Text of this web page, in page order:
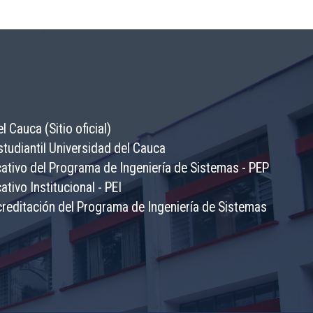
Cauca (Sitio oficial)
Universidad del Cauca
del Programa de Ingeniería de Sistemas - PEP
Institucional - PEI
del Programa de Ingeniería de Sistemas